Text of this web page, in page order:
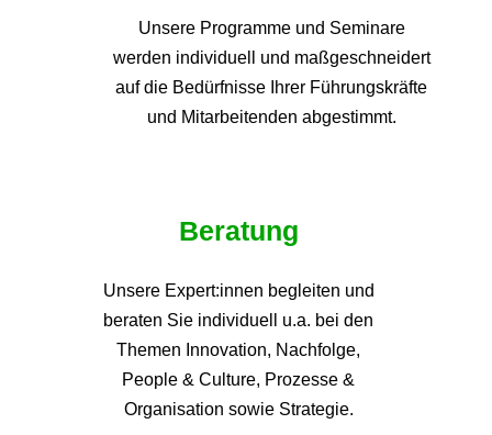
Unsere Programme und Seminare
werden individuell und maßgeschneidert
auf die Bedürfnisse Ihrer Führungskräfte
und Mitarbeitenden abgestimmt.
Beratung
Unsere Expert:innen begleiten und
beraten Sie individuell u.a. bei den
Themen Innovation, Nachfolge,
People & Culture, Prozesse &
Organisation sowie Strategie.